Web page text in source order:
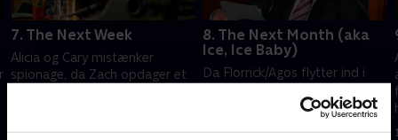
7. The Next Week
Alicia og Cary mistænker
spionage, da Zach opdager et
1. juli 2021 • 42 min
8. The Next Month (aka
Ice, Ice Baby)
Da Florrick/Agos flytter ind i
repræsenterer Alicia en
udokumenteret immigrant, der